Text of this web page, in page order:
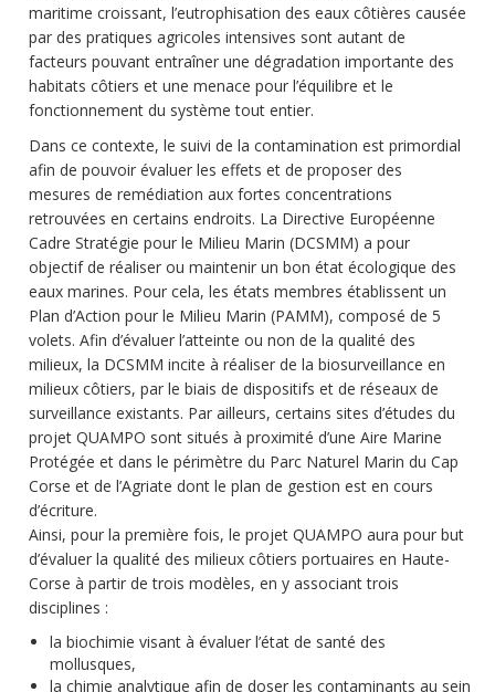
maritime croissant, l’eutrophisation des eaux côtières causée
par des pratiques agricoles intensives sont autant de
facteurs pouvant entraîner une dégradation importante des
habitats côtiers et une menace pour l’équilibre et le
fonctionnement du système tout entier.
Dans ce contexte, le suivi de la contamination est primordial
afin de pouvoir évaluer les effets et de proposer des
mesures de remédiation aux fortes concentrations
retrouvées en certains endroits. La Directive Européenne
Cadre Stratégie pour le Milieu Marin (DCSMM) a pour
objectif de réaliser ou maintenir un bon état écologique des
eaux marines. Pour cela, les états membres établissent un
Plan d’Action pour le Milieu Marin (PAMM), composé de 5
volets. Afin d’évaluer l’atteinte ou non de la qualité des
milieux, la DCSMM incite à réaliser de la biosurveillance en
milieux côtiers, par le biais de dispositifs et de réseaux de
surveillance existants. Par ailleurs, certains sites d’études du
projet QUAMPO sont situés à proximité d’une Aire Marine
Protégée et dans le périmètre du Parc Naturel Marin du Cap
Corse et de l’Agriate dont le plan de gestion est en cours
d’écriture.
Ainsi, pour la première fois, le projet QUAMPO aura pour but
d’évaluer la qualité des milieux côtiers portuaires en Haute-
Corse à partir de trois modèles, en y associant trois
disciplines :
la biochimie visant à évaluer l’état de santé des
mollusques,
la chimie analytique afin de doser les contaminants au sein